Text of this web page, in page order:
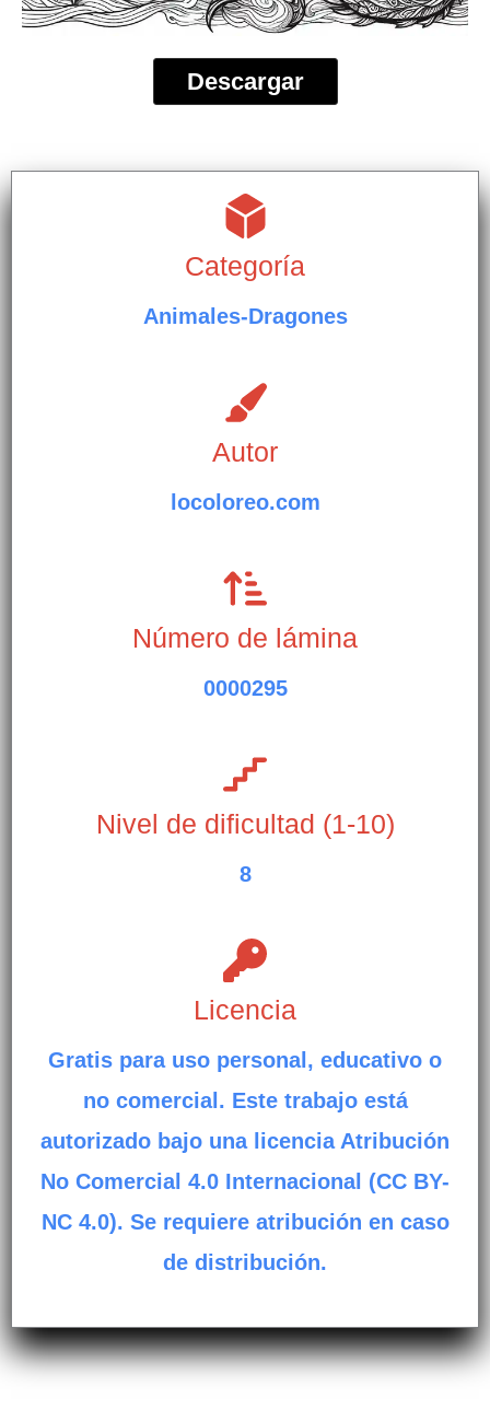
Descargar
Categoría
Animales-Dragones
Autor
locoloreo.com
Número de lámina
0000295
Nivel de dificultad (1-10)
8
Licencia
Gratis para uso personal, educativo o
no comercial. Este trabajo está
autorizado bajo una licencia Atribución
No Comercial 4.0 Internacional (CC BY-
NC 4.0). Se requiere atribución en caso
de distribución.